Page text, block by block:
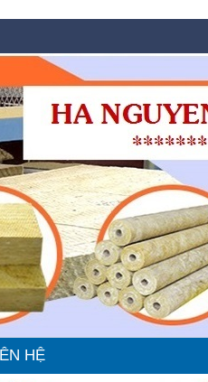
HỆ